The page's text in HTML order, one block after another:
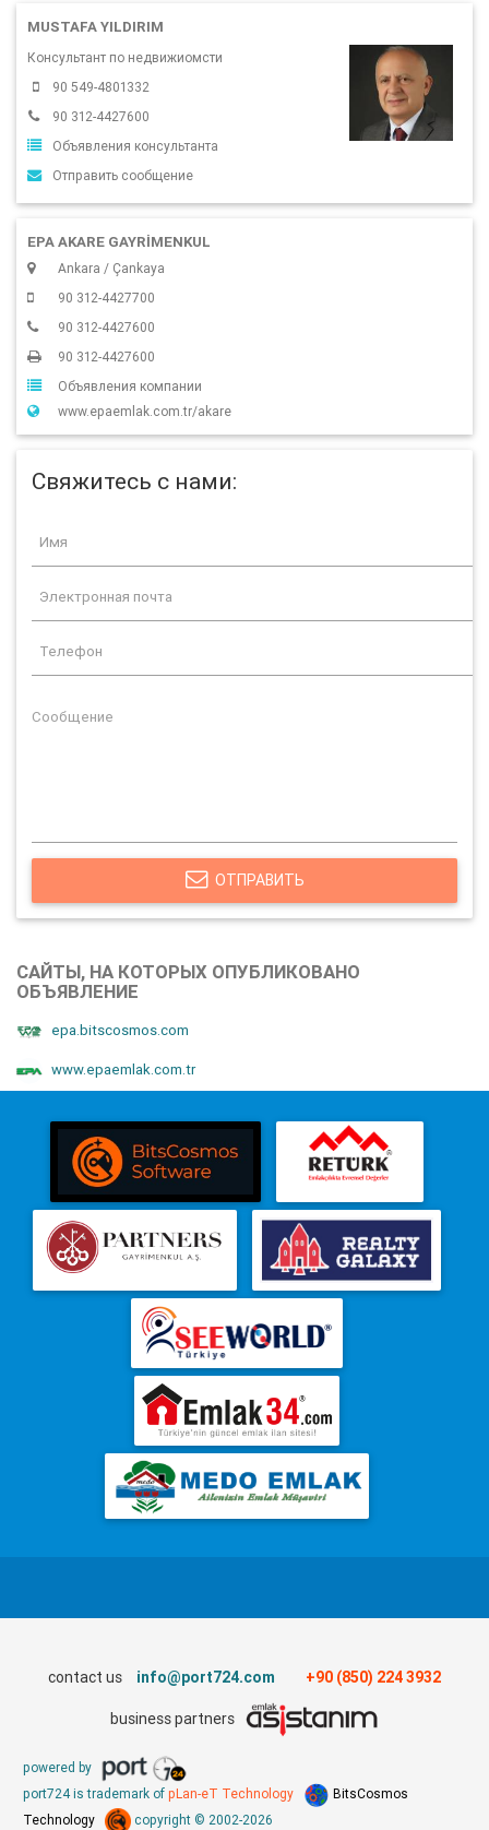
MUSTAFA YILDIRIM
Консультант по недвижиомсти
90 549-4801332
90 312-4427600
Объявления консультанта
Отправить сообщение
EPA AKARE GAYRİMENKUL
Ankara / Çankaya
90 312-4427700
90 312-4427600
90 312-4427600
Объявления компании
www.epaemlak.com.tr/akare
Свяжитесь с нами:
ОТПРАВИТЬ
САЙТЫ, НА КОТОРЫХ ОПУБЛИКОВАНО
ОБЪЯВЛЕНИЕ
epa.bitscosmos.com
www.epaemlak.com.tr
contact us info@port724.com +90 (850) 224 3932
business partners
powered by
port724 is trademark of pLan-eT Technology
BitsCosmos
Technology
copyright © 2002-2026